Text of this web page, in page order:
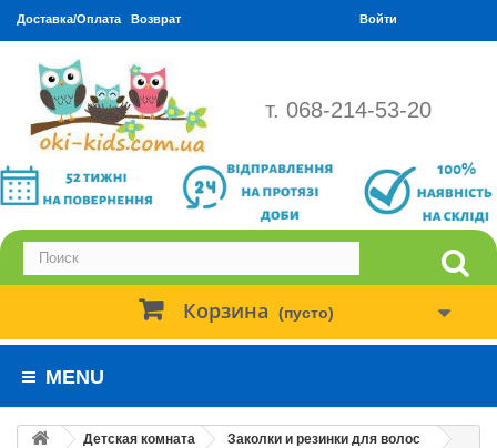
Доставка/Оплата Возврат Войти
т. 068-214-53-20
Корзина (пусто)
MENU
Детская комната
Заколки и резинки для волос